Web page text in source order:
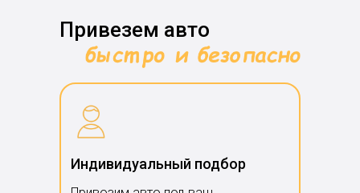
Привезем авто
Индивидуальный подбор